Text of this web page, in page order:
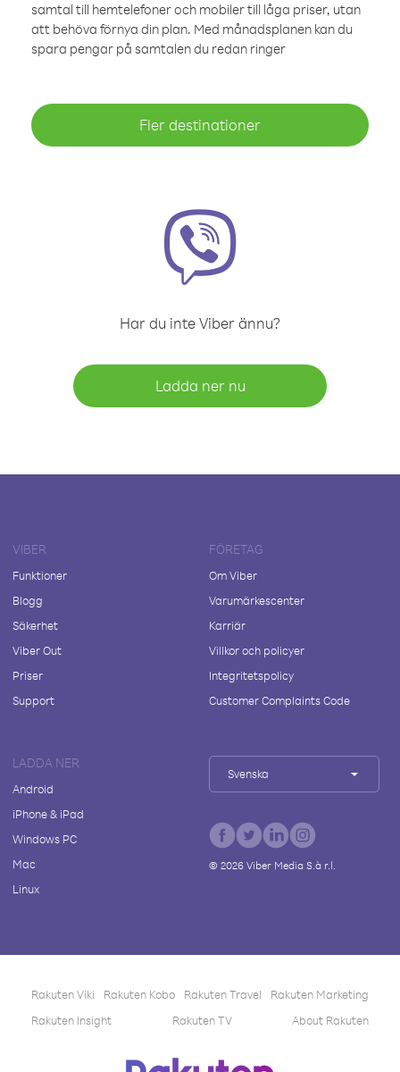
samtal till hemtelefoner och mobiler till låga priser, utan
att behöva förnya din plan. Med månadsplanen kan du
spara pengar på samtalen du redan ringer
Fler destinationer
Har du inte Viber ännu?
Ladda ner nu
VIBER
Funktioner
Blogg
Säkerhet
Viber Out
Priser
Support
FÖRETAG
Om Viber
Varumärkescenter
Karriär
Villkor och policyer
Integritetspolicy
Customer Complaints Code
LADDA NER
Android
iPhone & iPad
Windows PC
Mac
Linux
Svenska
© 2026Viber Media S.à r.l.
Rakuten Viki Rakuten Kobo Rakuten Travel
Rakuten Marketing
Rakuten Insight
Rakuten TV About Rakuten